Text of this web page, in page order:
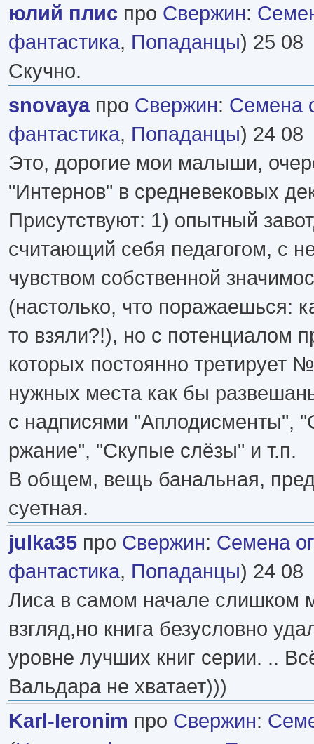
юлий плис про Свержин:
фантастика, Попаданцы) 25 08
Скучно.
snovayaпро Свержин: Семена
фантастика, Попаданцы) 24 08
Это, дорогие мои малыши,
"Интернов" в средневековых
Присутствуют: 1) опытный
считающий себя педагогом, с
чувством собственной
(настолько, что поражаешься:
то взяли?!), но с потенциалом
которых постоянно третирует
нужных места как бы
с надписями "Аплодисменты",
ржание", "Скупые слёзы" и т.п.
В общем, вещь банальная,
суетная.
julka35 про Свержин: Семена
фантастика, Попаданцы) 24 08
Лиса в самом начале слишком
взгляд,но книга безусловно
уровне лучших книг серии. ..
Вальдара не хватает)))
Karl-Ieronim про Свержин: